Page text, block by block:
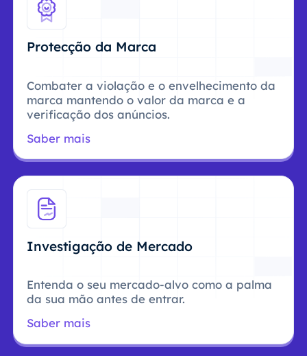
Protecção da Marca
Combater a violação e o envelhecimento da
marca mantendo o valor da marca e a
verificação dos anúncios.
Saber mais
Investigação de Mercado
Entenda o seu mercado-alvo como a palma
da sua mão antes de entrar.
Saber mais